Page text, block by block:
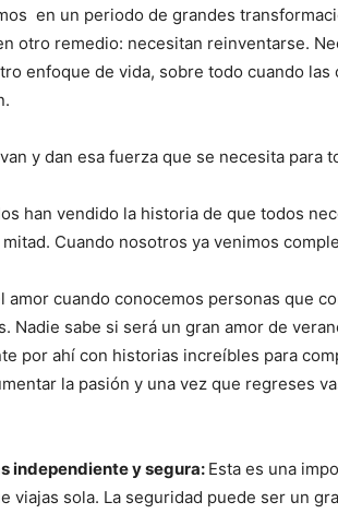
en un periodo de grandes
otro remedio: necesitan reinventarse.
enfoque de vida, sobre todo cuando
y dan esa fuerza que se necesita para
han vendido la historia de que todos
mitad. Cuando nosotros ya venimos
amor cuando conocemos personas que
Nadie sabe si será un gran amor de
por ahí con historias increíbles para
la pasión y una vez que regreses
independiente y segura: Esta es una
viajas sola. La seguridad puede ser un